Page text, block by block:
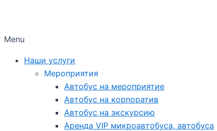
Menu
Наши услуги
Мероприятия
Автобус на мероприятие
Автобус на корпоратив
Автобус на экскурсию
Аренда VIP микроавтобуса, автобуса